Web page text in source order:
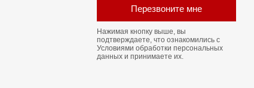
Перезвоните мне
Нажимая кнопку выше, вы
подтверждаете, что ознакомились с
Условиями обработки персональных
данных и принимаете их.